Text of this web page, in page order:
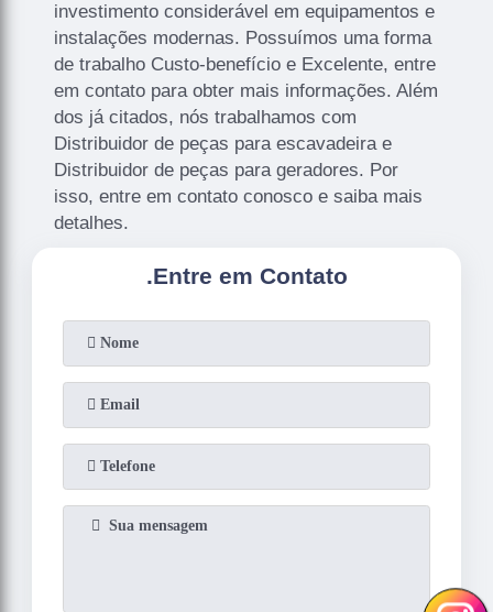
investimento considerável em equipamentos e
instalações modernas. Possuímos uma forma
de trabalho Custo-benefício e Excelente, entre
em contato para obter mais informações. Além
dos já citados, nós trabalhamos com
Distribuidor de peças para escavadeira e
Distribuidor de peças para geradores. Por
isso, entre em contato conosco e saiba mais
detalhes.
.Entre em Contato